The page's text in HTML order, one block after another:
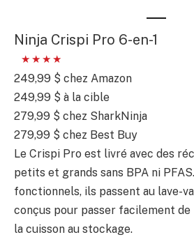
Ninja Crispi Pro 6-en-1
249,99 $ chez Amazon
249,99 $ à la cible
279,99 $ chez SharkNinja
279,99 $ chez Best Buy
Le Crispi Pro est livré avec des
petits et grands sans BPA ni
fonctionnels, ils passent au lave-
conçus pour passer facilement
la cuisson au stockage.